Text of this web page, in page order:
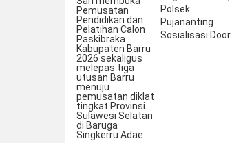
Polsek
Pujananting
Sosialisasi Door